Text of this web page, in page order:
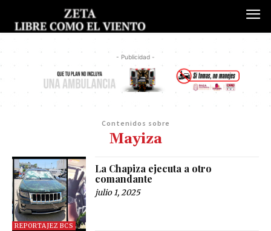
- Publicidad -
Contenidos sobre
Mayiza
REPORTAJEZ BCS
La Chapiza ejecuta a otro
comandante
julio 1, 2025